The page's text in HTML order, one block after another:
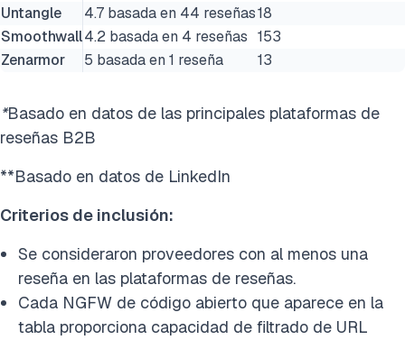
Untangle 4.7 basada en 44 reseñas18
Smoothwall4.2 basada en 4 reseñas 153
Zenarmor
5 basada en 1 reseña 13
*Basado en datos de las principales plataformas de
reseñas B2B
**Basado en datos de LinkedIn
Criterios de inclusión:
Se consideraron proveedores con al menos una
reseña en las plataformas de reseñas.
Cada NGFW de código abierto que aparece en la
tabla proporciona capacidad de filtrado de URL